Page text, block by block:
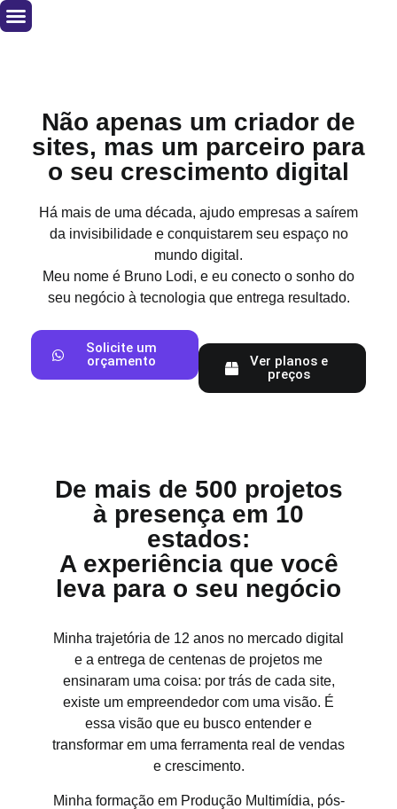
Não apenas um criador de
sites, mas um parceiro para
o seu crescimento digital
Há mais de uma década, ajudo empresas a saírem
da invisibilidade e conquistarem seu espaço no
mundo digital.
Meu nome é Bruno Lodi, e eu conecto o sonho do
seu negócio à tecnologia que entrega resultado.
Solicite um
orçamento
Ver planos e
preços
De mais de 500 projetos
à presença em 10
estados:
A experiência que você
leva para o seu negócio
Minha trajetória de 12 anos no mercado digital
e a entrega de centenas de projetos me
ensinaram uma coisa: por trás de cada site,
existe um empreendedor com uma visão. É
essa visão que eu busco entender e
transformar em uma ferramenta real de vendas
e crescimento.
Minha formação em Produção Multimídia, pós-